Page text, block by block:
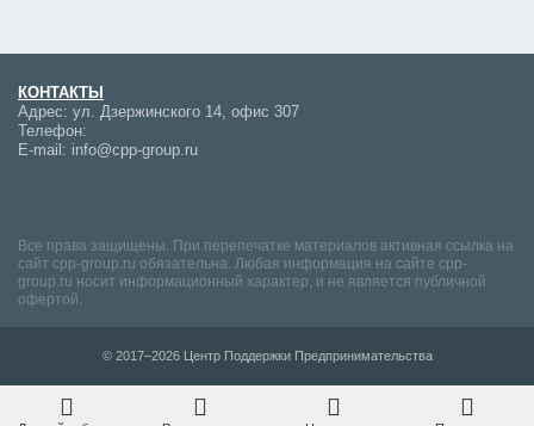
КОНТАКТЫ
Адрес: ул. Дзержинского 14, офис 307
Телефон:
E-mail: info@cpp-group.ru
Все права защищены. При перепечатке материалов активная ссылка на
сайт cpp-group.ru обязательна. Любая информация на сайте cpp-
group.ru носит информационный характер, и не является публичной
офертой.
© 2017–2026 Центр Поддержки Предпринимательства